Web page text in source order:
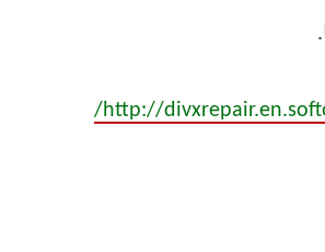
http://